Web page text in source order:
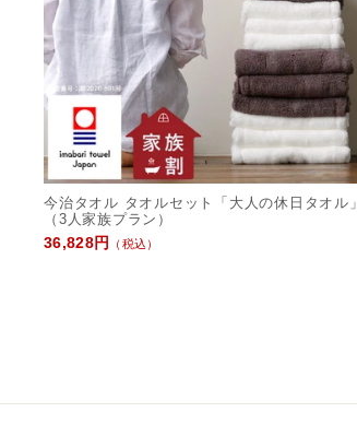
今治タオル タオルセット「大人の休日タオル」
（3人家族プラン）
36,828円
（税込）